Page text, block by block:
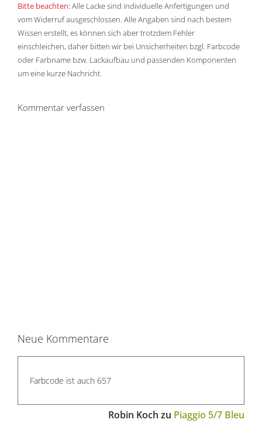
Bitte beachten:Alle Lacke sind individuelle Anfertigungen und
vom Widerruf ausgeschlossen. Alle Angaben sind nach bestem
Wissen erstellt, es können sich aber trotzdem Fehler
einschleichen, daher bitten wir bei Unsicherheiten bzgl. Farbcode
oder Farbname bzw. Lackaufbau und passenden Komponenten
um eine kurze Nachricht.
Kommentar verfassen
Neue Kommentare
Farbcode ist auch 657
Robin Koch zu Piaggio 5/7 Bleu